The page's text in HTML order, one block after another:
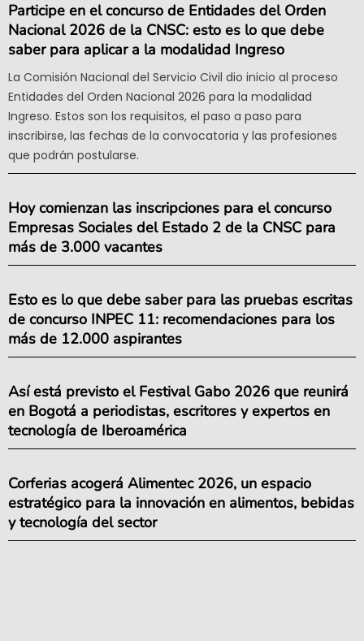
Participe en el concurso de Entidades del Orden
Nacional 2026 de la CNSC: esto es lo que debe
saber para aplicar a la modalidad Ingreso
La Comisión Nacional del Servicio Civil dio inicio al proceso
Entidades del Orden Nacional 2026 para la modalidad
Ingreso. Estos son los requisitos, el paso a paso para
inscribirse, las fechas de la convocatoria y las profesiones
que podrán postularse.
Hoy comienzan las inscripciones para el concurso
Empresas Sociales del Estado 2 de la CNSC para
más de 3.000 vacantes
Esto es lo que debe saber para las pruebas escritas
de concurso INPEC 11: recomendaciones para los
más de 12.000 aspirantes
Así está previsto el Festival Gabo 2026 que reunirá
en Bogotá a periodistas, escritores y expertos en
tecnología de Iberoamérica
Corferias acogerá Alimentec 2026, un espacio
estratégico para la innovación en alimentos, bebidas
y tecnología del sector